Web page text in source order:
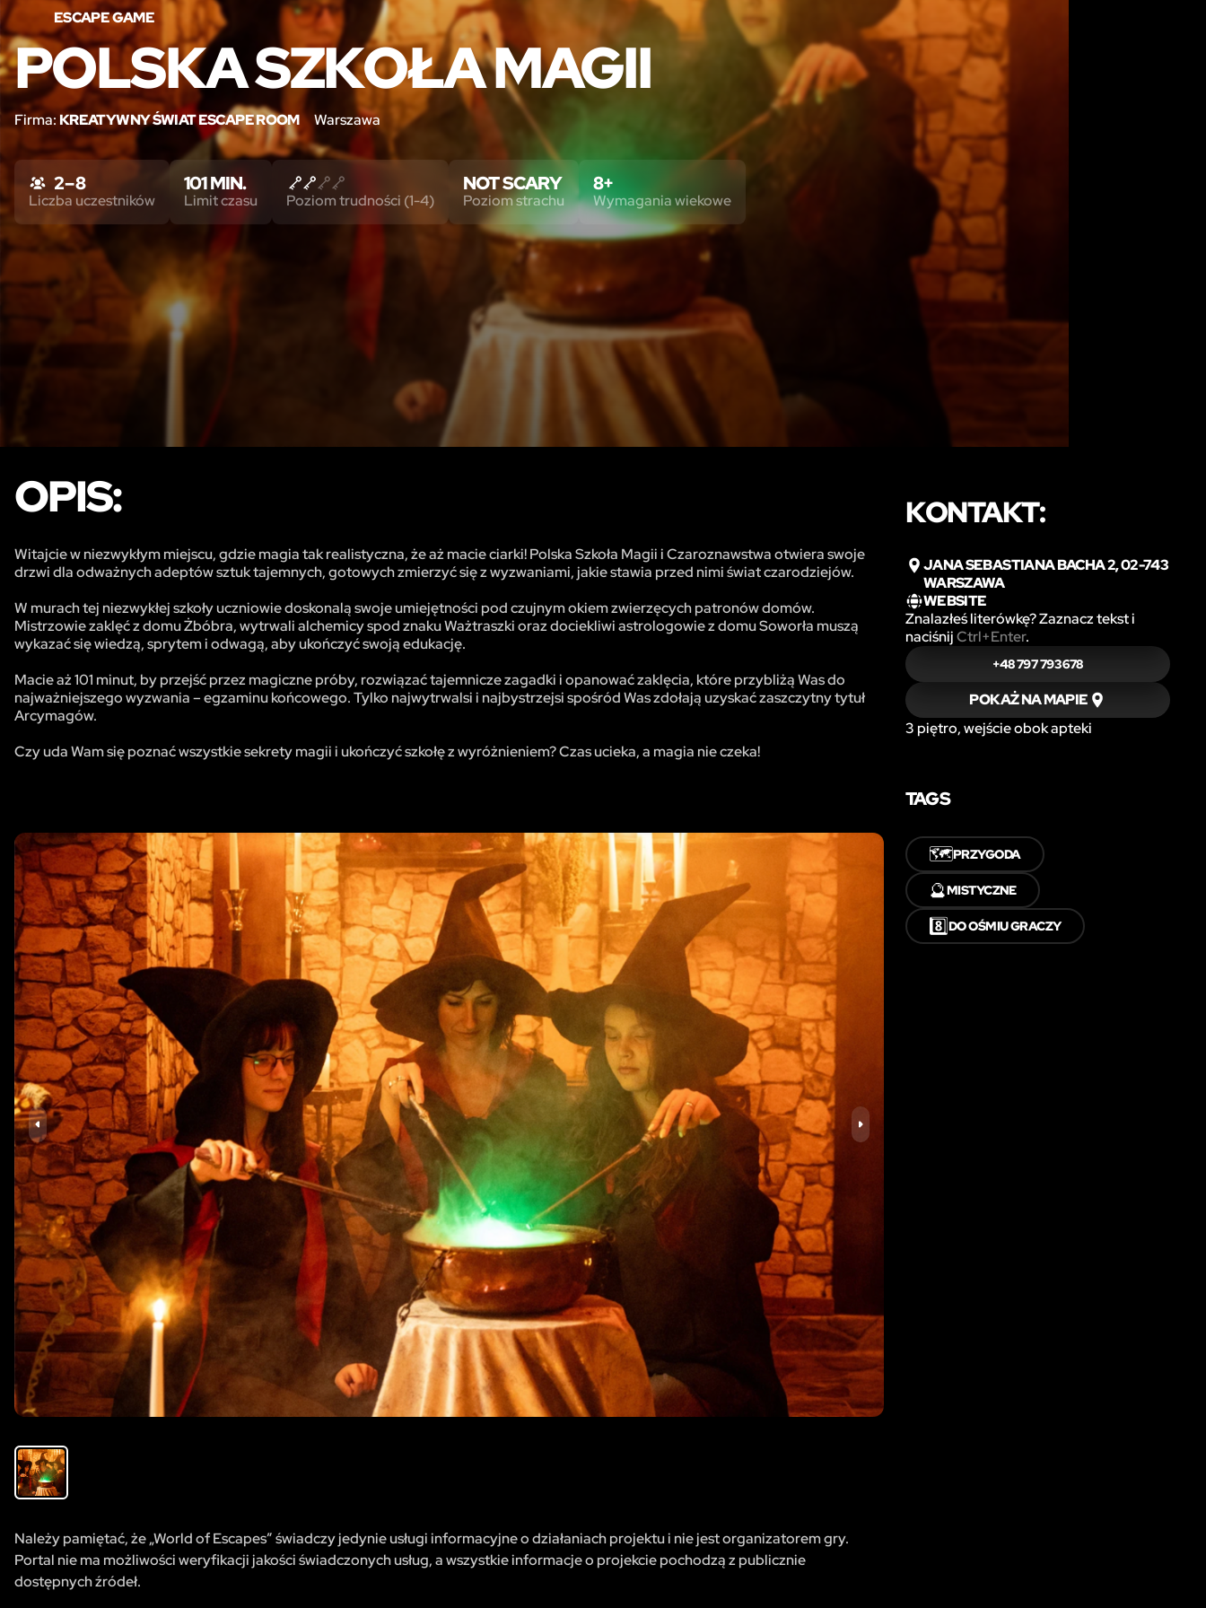
ESCAPE GAME
POLSKA SZKOŁA MAGII
Firma: KREATYWNY ŚWIAT ESCAPE ROOM Warszawa
2 – 8
Liczba uczestników
101 MIN.
Limit czasu Poziom trudności (1-4)
NOT SCARY
Poziom strachu
8+
Wymagania wiekowe
OPIS:
Witajcie w niezwykłym miejscu, gdzie magia tak realistyczna, że aż macie ciarki! Polska Szkoła Magii i Czaroznawstwa otwiera swoje
drzwi dla odważnych adeptów sztuk tajemnych, gotowych zmierzyć się z wyzwaniami, jakie stawia przed nimi świat czarodziejów.
W murach tej niezwykłej szkoły uczniowie doskonalą swoje umiejętności pod czujnym okiem zwierzęcych patronów domów.
Mistrzowie zaklęć z domu Żbóbra, wytrwali alchemicy spod znaku Ważtraszki oraz dociekliwi astrologowie z domu Soworła muszą
wykazać się wiedzą, sprytem i odwagą, aby ukończyć swoją edukację.
Macie aż 101 minut, by przejść przez magiczne próby, rozwiązać tajemnicze zagadki i opanować zaklęcia, które przybliżą Was do
najważniejszego wyzwania – egzaminu końcowego. Tylko najwytrwalsi i najbystrzejsi spośród Was zdołają uzyskać zaszczytny tytuł
Arcymagów.
Czy uda Wam się poznać wszystkie sekrety magii i ukończyć szkołę z wyróżnieniem? Czas ucieka, a magia nie czeka!
Należy pamiętać, że „World of Escapes” świadczy jedynie usługi informacyjne o działaniach projektu i nie jest organizatorem gry.
Portal nie ma możliwości weryfikacji jakości świadczonych usług, a wszystkie informacje o projekcie pochodzą z publicznie
dostępnych źródeł.
KONTAKT:
JANA SEBASTIANA BACHA 2, 02-743
WARSZAWA
WEBSITE
Znalazłeś literówkę? Zaznacz tekst i
naciśnijCtrl+Enter.
+48 797 793 678
POKAŻ NA MAPIE
3 piętro, wejście obok apteki
TAGS
🗺️PRZYGODA
🔮MISTYCZNE
8️⃣DO OŚMIU GRACZY